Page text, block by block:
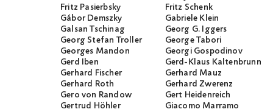
Fritz Pasierbsky
Fritz Schenk
Gábor Demszky
Gabriele Klein
Galsan Tschinag
Georg G. Iggers
Georg Stefan Troller
George Tabori
Georges Mandon
Georgi Gospodinov
Gerd Iben
Gerd-Klaus Kaltenbrunner
Gerhard Fischer
Gerhard Mauz
Gerhard Roth
Gerhard Zwerenz
Gero von Randow
Gert Heidenreich
Gertrud Höhler
Giacomo Marramo